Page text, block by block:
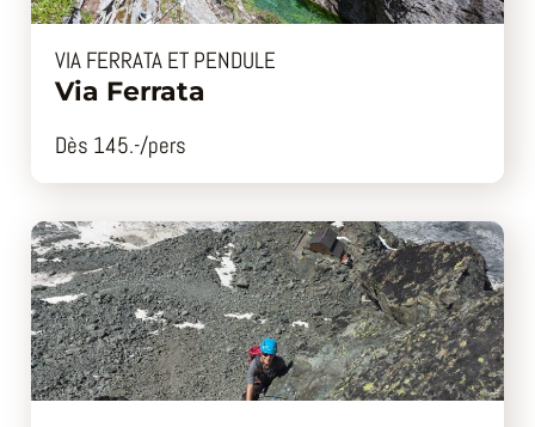
VIA FERRATA ET PENDULE
Via Ferrata
Dès 145.-/pers